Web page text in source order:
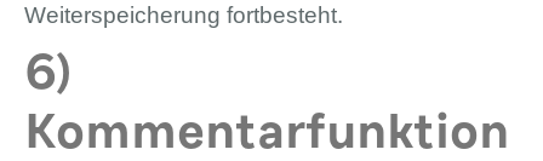
Weiterspeicherung fortbesteht.
6)
Kommentarfunktion